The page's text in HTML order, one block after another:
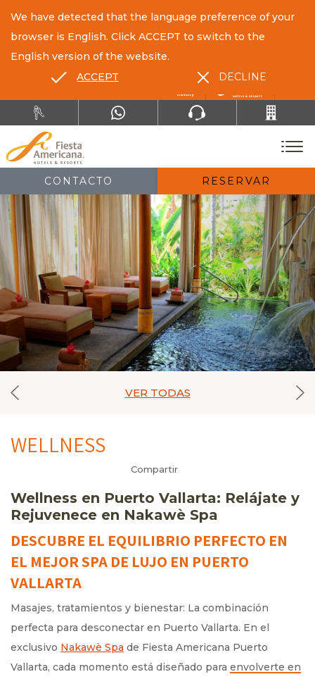
CONTACTO RESERVAR
We have detected that the language preference of your
browser is English. Click ACCEPT to switch to the
English version of the website.
ACCEPT
DECLINE
VER TODAS
WELLNESS
Compartir
Wellness en Puerto Vallarta: Relájate y
Rejuvenece en Nakawè Spa
DESCUBRE EL EQUILIBRIO PERFECTO EN
EL MEJOR SPA DE LUJO EN PUERTO
VALLARTA
Masajes, tratamientos y bienestar: La combinación
perfecta para desconectar en Puerto Vallarta. En el
exclusivo Nakawè Spa de Fiesta Americana Puerto
Vallarta, cada momento está diseñado para